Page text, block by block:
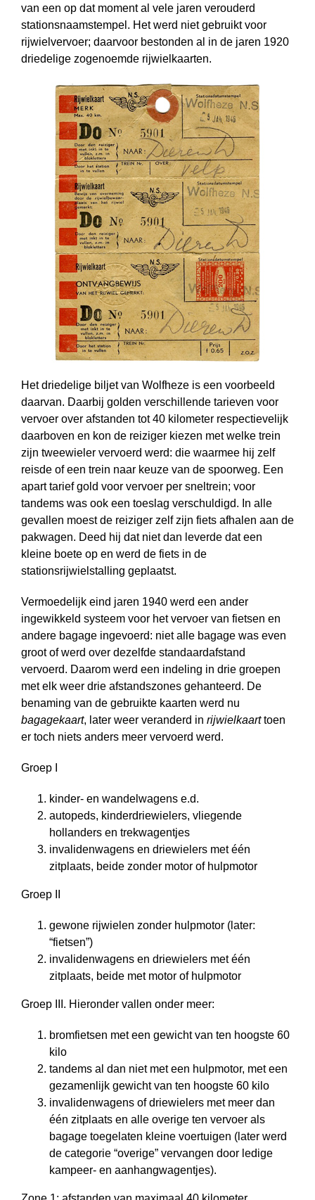
van een op dat moment al vele jaren verouderd
stationsnaamstempel. Het werd niet gebruikt voor
rijwiel­vervoer; daarvoor bestonden al in de jaren 1920
driedelige zogenoemde rijwiel­kaarten.
Het driedelige biljet van Wolfheze is een voorbeeld
daarvan. Daarbij golden verschillende tarieven voor
vervoer over afstanden tot 40 kilometer res­pec­tie­ve­lijk
daarboven en kon de reiziger kiezen met welke trein
zijn tweewieler vervoerd werd: die waarmee hij zelf
reisde of een trein naar keuze van de spoorweg. Een
apart tarief gold voor vervoer per sneltrein; voor
tandems was ook een toeslag verschuldigd. In alle
gevallen moest de reiziger zelf zijn fiets afhalen aan de
pakwagen. Deed hij dat niet dan leverde dat een
kleine boete op en werd de fiets in de
stationsrijwielstalling geplaatst.
Vermoedelijk eind jaren 1940 werd een ander
ingewikkeld systeem voor het vervoer van fietsen en
andere bagage ingevoerd: niet alle bagage was even
groot of werd over dezelfde standaardafstand
vervoerd. Daarom werd een indeling in drie groepen
met elk weer drie afstandszones gehanteerd. De
benaming van de gebruikte kaarten werd nu
bagagekaart, later weer veranderd in rijwielkaarttoen
er toch niets anders meer vervoerd werd.
Groep I
kinder- en wandelwagens e.d.
autopeds, kinderdriewielers, vliegende
hollanders en trekwagentjes
invalidenwagens en driewielers met één
zitplaats, beide zonder motor of hulpmotor
Groep II
gewone rijwielen zonder hulpmotor (later:
“fietsen”)
invalidenwagens en driewielers met één
zitplaats, beide met motor of hulpmotor
Groep III. Hieronder vallen onder meer:
bromfietsen met een gewicht van ten hoogste 60
kilo
tandems al dan niet met een hulpmotor, met een
gezamenlijk gewicht van ten hoogste 60 kilo
invalidenwagens of driewielers met meer dan
één zitplaats en alle overige ten vervoer als
bagage toegelaten kleine voertuigen (later werd
de categorie “overige” vervangen door ledige
kampeer- en aanhangwagentjes).